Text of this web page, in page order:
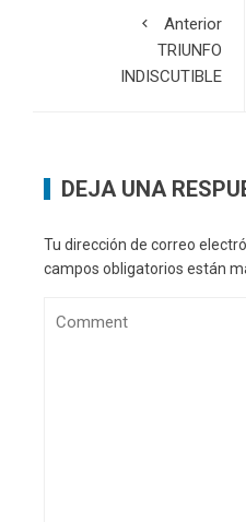
Anterior
TRIUNFO
INDISCUTIBLE
DEJA UNA
Tu dirección de correo
campos obligatorios están